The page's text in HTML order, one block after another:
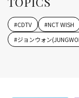
#CDTV #NCT WISH
#ジョンウォン